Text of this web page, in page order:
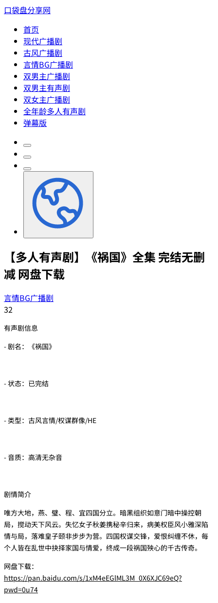
口袋盘分享网
首页
现代广播剧
古风广播剧
言情BG广播剧
双男主广播剧
双男主有声剧
双女主广播剧
全年龄多人有声剧
弹幕版
【多人有声剧】《祸国》全集 完结无删
减 网盘下载
言情BG广播剧
32
有声剧信息
- 剧名：《祸国》
- 状态：已完结
- 类型：古风言情/权谋群像/HE
- 音质：高清无杂音
剧情简介
唯方大地，燕、璧、程、宜四国分立。暗黑组织如意门暗中操控朝
局，搅动天下风云。失忆女子秋姜携秘辛归来，病美权臣风小雅深陷
情与局，落难皇子颐非步步为营。四国权谋交锋，爱恨纠缠不休，每
个人皆在乱世中抉择家国与情爱，终成一段祸国殃心的千古传奇。
网盘下载：
https://pan.baidu.com/s/1xM4eEGlML3M_0X6XJC69eQ?
pwd=0u74